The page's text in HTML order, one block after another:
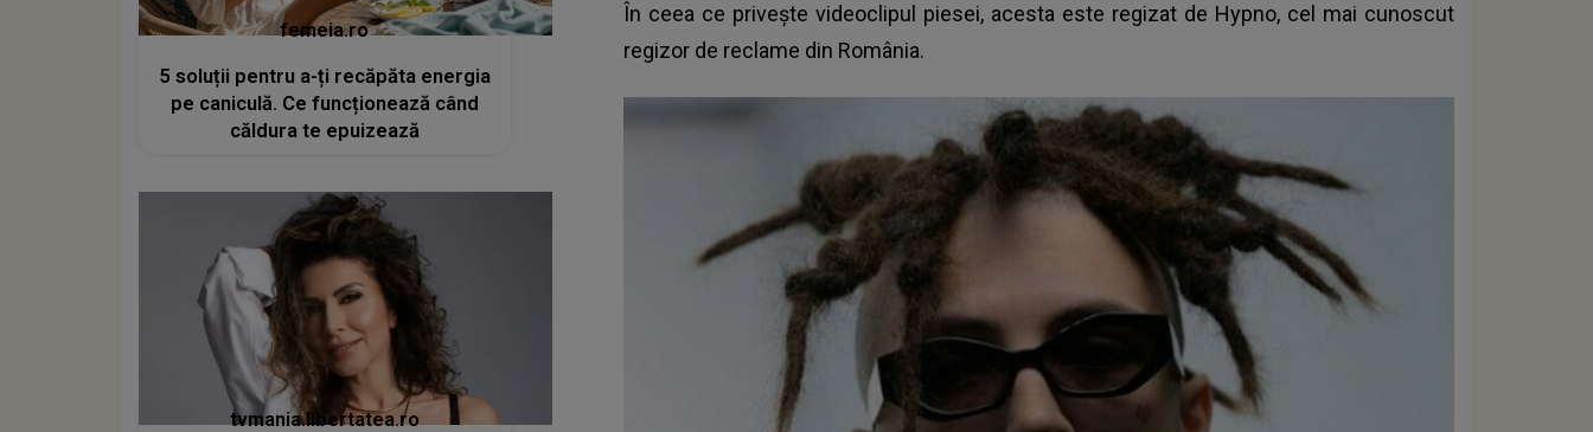
În ceea ce privește videoclipul piesei, acesta este regizat de Hypno, cel mai cunoscut
regizor de reclame din România.
femeia.ro
5 soluții pentru a-ți recăpăta energia
pe caniculă. Ce funcționează când
căldura te epuizează
tvmania.libertatea.ro